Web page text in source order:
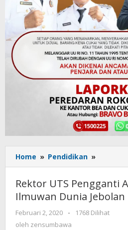
Home » Pendidikan »
UTS
Andy
Tirta
Adalah
Rektor UTS Pengganti
Ilmuwan Dunia Jebolan
Februari 2, 2020
oleh
zensumbawa
-
1768 Dilihat
oleh zensumbawa